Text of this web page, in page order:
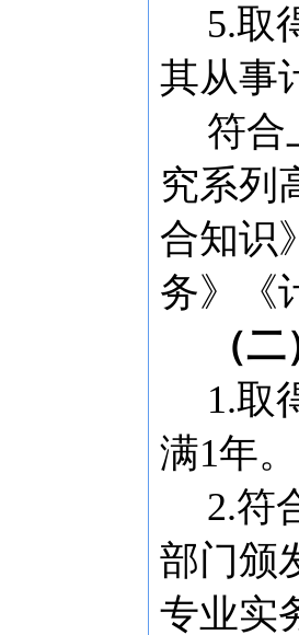
5.取
其从事
符合
究系列
合知识
务》《
（
1.取
满1年。
2.符
部门颁
专业实